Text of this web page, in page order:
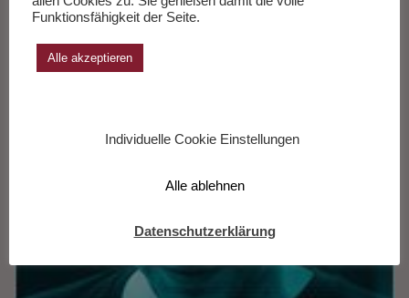
Edward Snowden Laura Poitras
Funktionsfähigkeit der Seite.
Alle akzeptieren
Individuelle Cookie Einstellungen
Alle ablehnen
Datenschutzerklärung